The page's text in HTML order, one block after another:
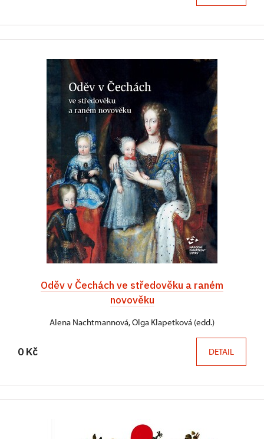
Oděv v Čechách ve středověku a raném
novověku
Alena Nachtmannová, Olga Klapetková (edd.)
0 Kč DETAIL